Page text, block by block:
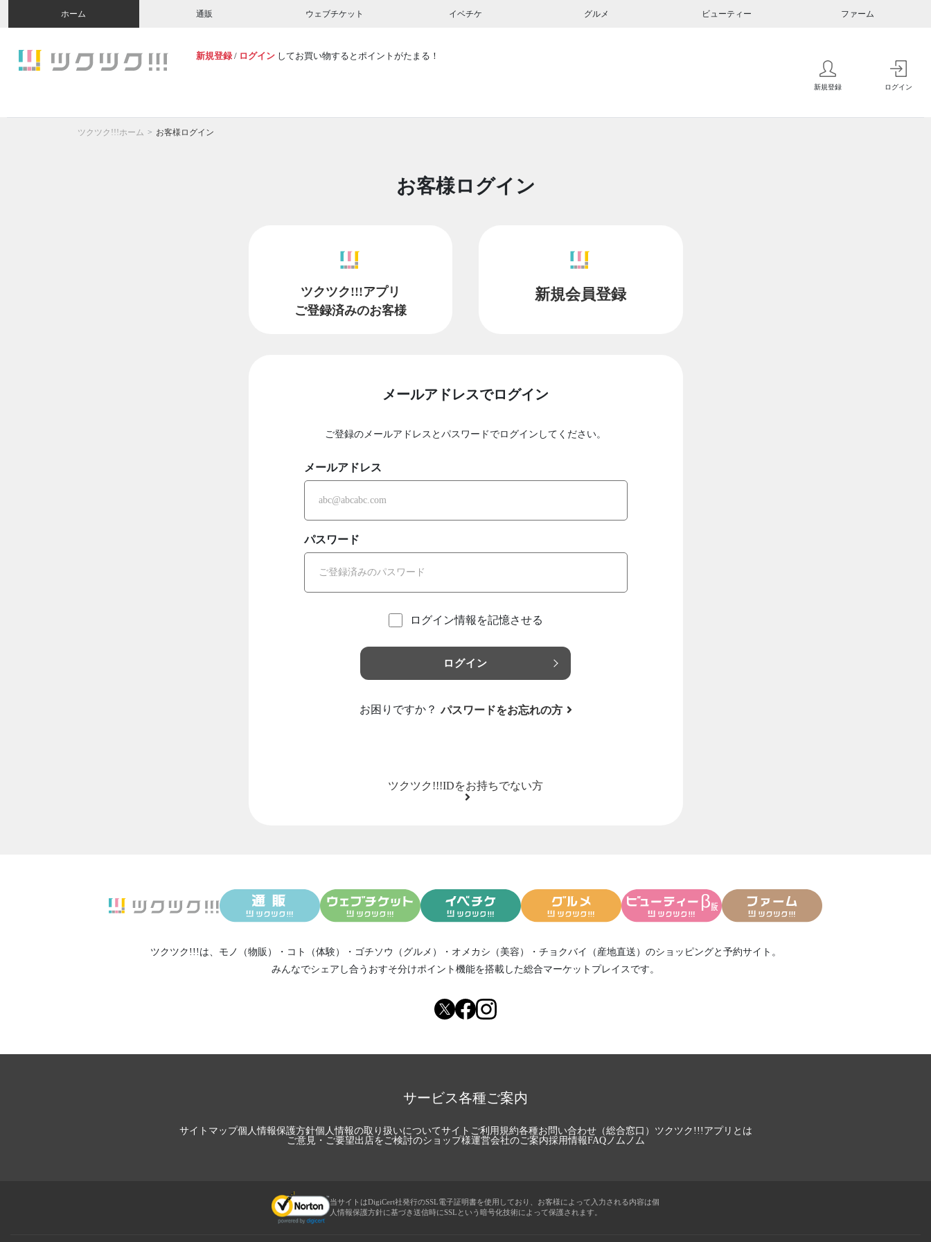
ホーム 通販 ウェブチケット イベチケ グルメ ビューティー ファーム
新規登録 / ログイン してお買い物するとポイントがたまる！
新規登録 ログイン
ツクツク!!!ホーム お客様ログイン
お客様ログイン
ツクツク!!!アプリ
ご登録済みのお客様
新規会員登録
メールアドレスでログイン
ご登録のメールアドレスとパスワードでログインしてください。
メールアドレス
パスワード
ログイン情報を記憶させる
ログイン
お困りですか？ パスワードをお忘れの方
ツクツク!!!IDをお持ちでない方
ツクツク!!!は、 モノ（物販） ・ コト（体験） ・ ゴチソウ（グルメ） ・ オメカシ（美容） ・ チョクバイ（産地直送） のショッピングと予約サイト。
みんなでシェアし合う おすそ分けポイント機能を搭載した総合マーケットプレイスです。
サービス各種ご案内
サイトマップ個人情報保護方針個人情報の取り扱いについてサイトご利用規約各種お問い合わせ（総合窓口） ツクツク!!!アプリとは
ご意見・ご要望出店をご検討のショップ様運営会社のご案内採用情報FAQノムノム
当サイトはDigiCert社発行のSSL電子証明書を使用しており、お客様によって入力される内容は個
人情報保護方針に基づき送信時にSSLという暗号化技術によって保護されます。